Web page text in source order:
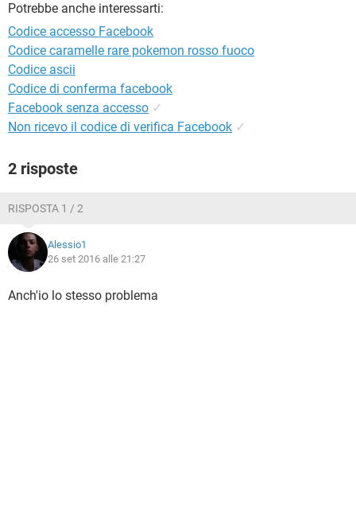
Potrebbe anche interessarti:
Codice accesso Facebook
Codice caramelle rare pokemon rosso fuoco
Codice ascii
Codice di conferma facebook
Facebook senza accesso ✓
Non ricevo il codice di verifica Facebook ✓
2 risposte
RISPOSTA 1 / 2
Alessio1
26 set 2016 alle 21:27
Anch'io lo stesso problema